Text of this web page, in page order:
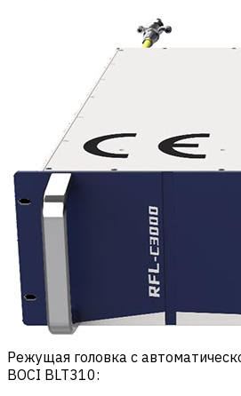
Режущая головка с
BOCI BLT310: